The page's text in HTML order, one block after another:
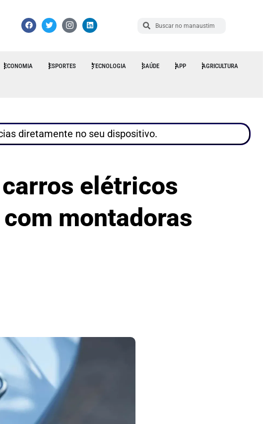
ECONOMIA ESPORTES TECNOLOGIA SAÚDE APP AGRICULTURA
diretamente no seu dispositivo.
elétricos
montadoras